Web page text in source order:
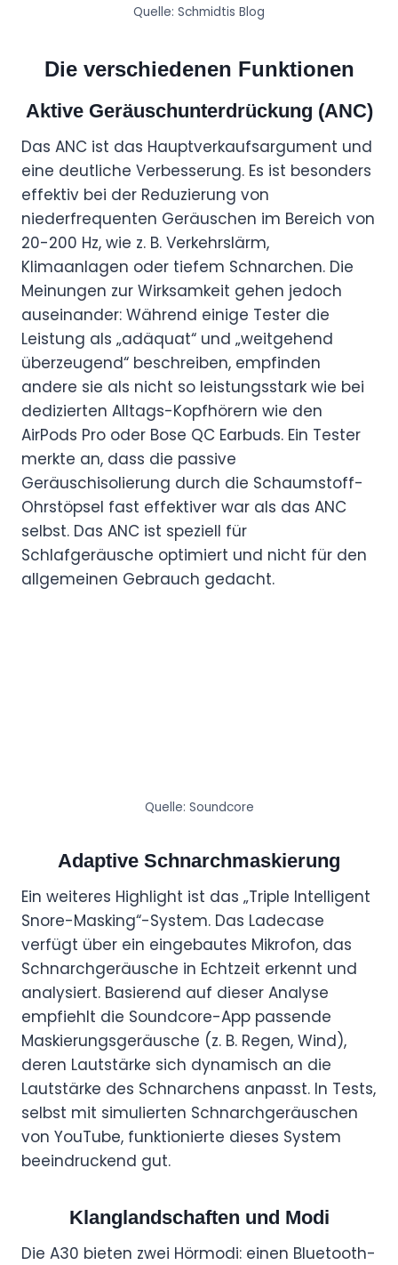
Quelle: Schmidtis Blog
Die verschiedenen Funktionen
Aktive Geräuschunterdrückung (ANC)
Das ANC ist das Hauptverkaufsargument und
eine deutliche Verbesserung. Es ist besonders
effektiv bei der Reduzierung von
niederfrequenten Geräuschen im Bereich von
20-200 Hz, wie z. B. Verkehrslärm,
Klimaanlagen oder tiefem Schnarchen. Die
Meinungen zur Wirksamkeit gehen jedoch
auseinander: Während einige Tester die
Leistung als „adäquat“ und „weitgehend
überzeugend“ beschreiben, empfinden
andere sie als nicht so leistungsstark wie bei
dedizierten Alltags-Kopfhörern wie den
AirPods Pro oder Bose QC Earbuds. Ein Tester
merkte an, dass die passive
Geräuschisolierung durch die Schaumstoff-
Ohrstöpsel fast effektiver war als das ANC
selbst. Das ANC ist speziell für
Schlafgeräusche optimiert und nicht für den
allgemeinen Gebrauch gedacht.
Quelle: Soundcore
Adaptive Schnarchmaskierung
Ein weiteres Highlight ist das „Triple Intelligent
Snore-Masking“-System. Das Ladecase
verfügt über ein eingebautes Mikrofon, das
Schnarchgeräusche in Echtzeit erkennt und
analysiert. Basierend auf dieser Analyse
empfiehlt die Soundcore-App passende
Maskierungsgeräusche (z. B. Regen, Wind),
deren Lautstärke sich dynamisch an die
Lautstärke des Schnarchens anpasst. In Tests,
selbst mit simulierten Schnarchgeräuschen
von YouTube, funktionierte dieses System
beeindruckend gut.
Klanglandschaften und Modi
Die A30 bieten zwei Hörmodi: einen Bluetooth-